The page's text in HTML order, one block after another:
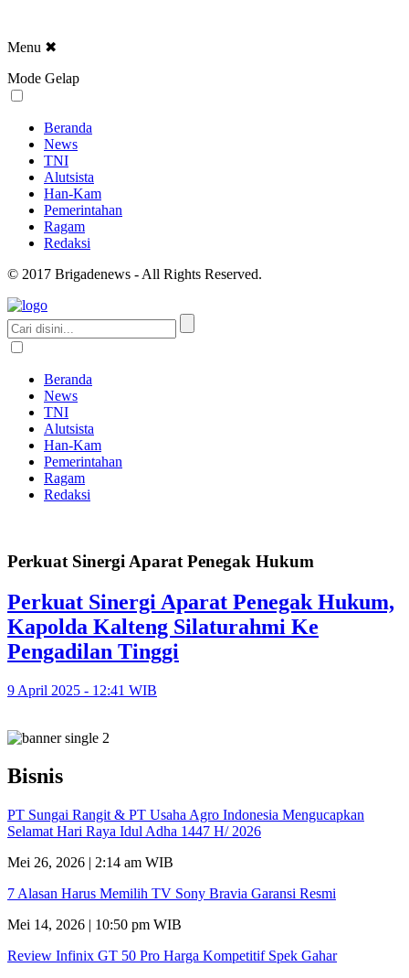
Menu ✖
Mode Gelap
Beranda
News
TNI
Alutsista
Han-Kam
Pemerintahan
Ragam
Redaksi
© 2017 Brigadenews - All Rights Reserved.
Beranda
News
TNI
Alutsista
Han-Kam
Pemerintahan
Ragam
Redaksi
Perkuat Sinergi Aparat Penegak Hukum
Perkuat Sinergi Aparat Penegak Hukum,
Kapolda Kalteng Silaturahmi Ke
Pengadilan Tinggi
9 April 2025 - 12:41 WIB
Bisnis
PT Sungai Rangit & PT Usaha Agro Indonesia Mengucapkan
Selamat Hari Raya Idul Adha 1447 H/ 2026
Mei 26, 2026 | 2:14 am WIB
7 Alasan Harus Memilih TV Sony Bravia Garansi Resmi
Mei 14, 2026 | 10:50 pm WIB
Review Infinix GT 50 Pro Harga Kompetitif Spek Gahar